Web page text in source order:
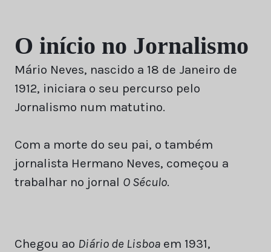
O início no Jornalismo
Mário Neves, nascido a 18 de Janeiro de
1912, iniciara o seu percurso pelo
Jornalismo num matutino.
Com a morte do seu pai, o também
jornalista Hermano Neves, começou a
trabalhar no jornal O Século.
Chegou ao Diário de Lisboa em 1931,